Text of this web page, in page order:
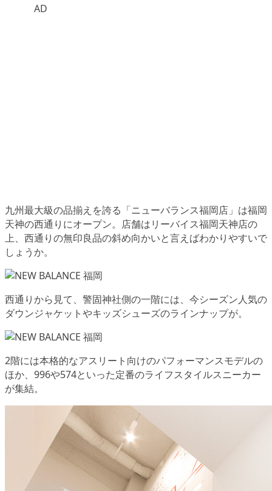
AD
九州最大級の品揃えを誇る 「ニューバランス福岡店」 は福岡
天神の西通りにオープン。店舗はリーバイス福岡天神店の
上、西通りの無印良品の斜め向かいと言えばわかりやすいで
しょうか。
西通りから見て、警固神社側の一階には、今シーズン人気の
ダウンジャケットやキッズシューズのラインナップが。
2階には本格的なアスリート向けのパフォーマンスモデルの
ほか、996や574といった定番のライフスタイルスニーカー
が集結。